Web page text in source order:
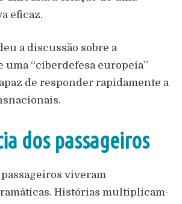
eficaz.
a discussão sobre a
uma “ciberdefesa europeia”
de responder rapidamente a
dos passageiros
viveram
Histórias multiplicam-